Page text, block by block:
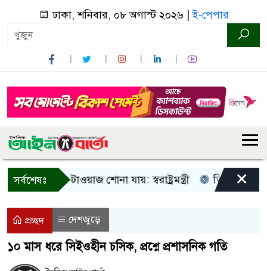
ঢাকা, শনিবার, ০৮ অগাস্ট ২০২৬ |ই-পেপার
সর্বশেষঃ
আওয়াজ-টাওয়াজ শোনা যায়: স্বরাষ্ট্রমন্ত্রী তিন দিনের মধ্যে
×
প্রচ্ছদ দেশজুড়ে
১০ মাস ধরে সিইওহীন চসিক, প্রশ্নে প্রশাসনিক গতি